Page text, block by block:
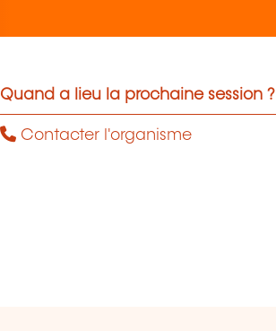
Quand a lieu la prochaine session ?
Contacter l'organisme